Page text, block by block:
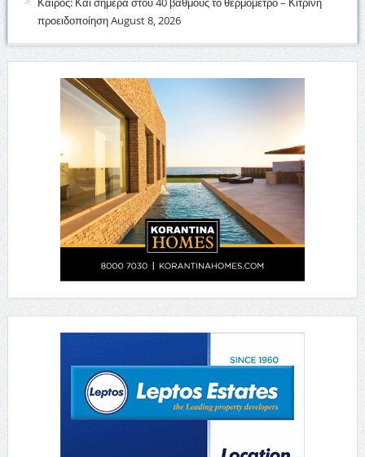
προειδοποίησηAugust 8, 2026